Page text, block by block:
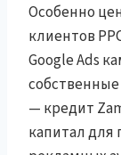
Особенно
клиентов
Google Ads
— кредит
капитал для